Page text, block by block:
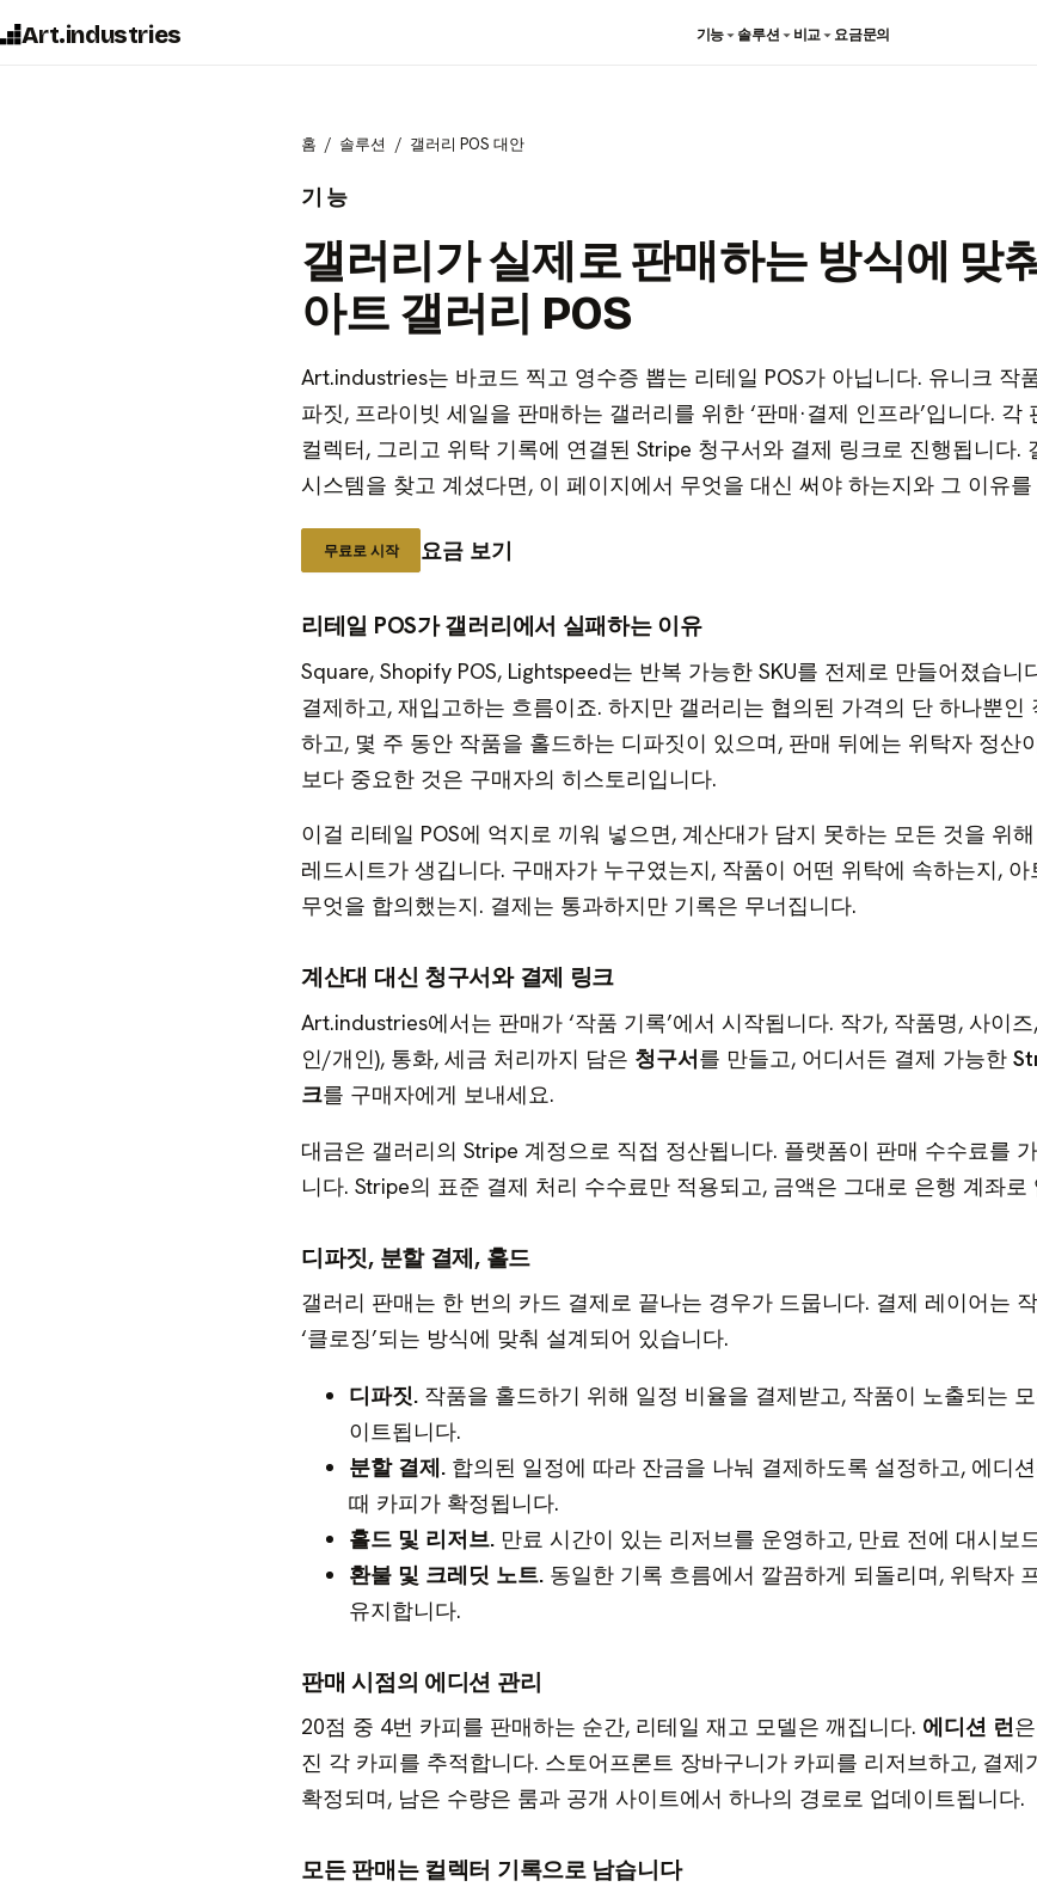
Art.industries 기능 솔루션 비교 요금문의
홈 솔루션 갤러리 POS 대안
기능
갤러리가 실제로 판매하는 방식에 맞
아트 갤러리 POS
Art.industries는 바코드 찍고 영수증 뽑는 리테일 POS가 아닙니다. 유니크 작
파짓, 프라이빗 세일을 판매하는 갤러리를 위한 ‘판매·결제 인프라’입니다. 각
컬렉터, 그리고 위탁 기록에 연결된 Stripe 청구서와 결제 링크로 진행됩니다.
시스템을 찾고 계셨다면, 이 페이지에서 무엇을 대신 써야 하는지와 그 이유
무료로 시작 요금 보기
리테일 POS가 갤러리에서 실패하는 이유
Square, Shopify POS, Lightspeed는 반복 가능한 SKU를 전제로 만들어졌습니
결제하고, 재입고하는 흐름이죠. 하지만 갤러리는 협의된 가격의 단 하나뿐인
하고, 몇 주 동안 작품을 홀드하는 디파짓이 있으며, 판매 뒤에는 위탁자 정산
보다 중요한 것은 구매자의 히스토리입니다.
이걸 리테일 POS에 억지로 끼워 넣으면, 계산대가 담지 못하는 모든 것을 위
레드시트가 생깁니다. 구매자가 누구였는지, 작품이 어떤 위탁에 속하는지, 아
무엇을 합의했는지. 결제는 통과하지만 기록은 무너집니다.
계산대 대신 청구서와 결제 링크
Art.industries에서는 판매가 ‘작품 기록’에서 시작됩니다. 작가, 작품명, 사이
인/개인), 통화, 세금 처리까지 담은 청구서를 만들고, 어디서든 결제 가능한
크를 구매자에게 보내세요.
대금은 갤러리의 Stripe 계정으로 직접 정산됩니다. 플랫폼이 판매 수수료를
니다. Stripe의 표준 결제 처리 수수료만 적용되고, 금액은 그대로 은행 계좌로
디파짓, 분할 결제, 홀드
갤러리 판매는 한 번의 카드 결제로 끝나는 경우가 드뭅니다. 결제 레이어는
‘클로징’되는 방식에 맞춰 설계되어 있습니다.
디파짓. 작품을 홀드하기 위해 일정 비율을 결제받고, 작품이 노출되는
이트됩니다.
분할 결제. 합의된 일정에 따라 잔금을 나눠 결제하도록 설정하고, 에디
때 카피가 확정됩니다.
홀드 및 리저브. 만료 시간이 있는 리저브를 운영하고, 만료 전에 대시보
환불 및 크레딧 노트. 동일한 기록 흐름에서 깔끔하게 되돌리며, 위탁자
유지합니다.
판매 시점의 에디션 관리
20점 중 4번 카피를 판매하는 순간, 리테일 재고 모델은 깨집니다. 에디션 런
진 각 카피를 추적합니다. 스토어프론트 장바구니가 카피를 리저브하고, 결제
확정되며, 남은 수량은 룸과 공개 사이트에서 하나의 경로로 업데이트됩니다.
모든 판매는 컬렉터 기록으로 남습니다